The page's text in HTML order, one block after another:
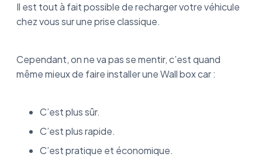
Il est tout à fait possible de recharger votre véhicule
chez vous sur une prise classique.
Cependant, on ne va pas se mentir, c’est quand
même mieux de faire installer une Wall box car :
C’est plus sûr.
C’est plus rapide.
C’est pratique et économique.